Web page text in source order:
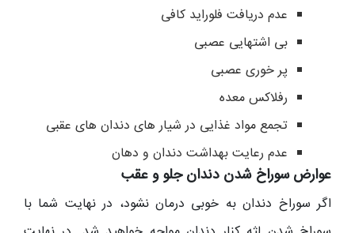
عدم دریافت فلوراید کافی
بی اشتهایی عصبی
پر خوری عصبی
رفلاکس معده
تجمع مواد غذایی در شیار های دندان های عقبی
عدم رعایت بهداشت دندان و دهان
عوارض سوراخ شدن دندان جلو و عقب
اگر سوراخ دندان به خوبی درمان نشود، در نهایت شما با